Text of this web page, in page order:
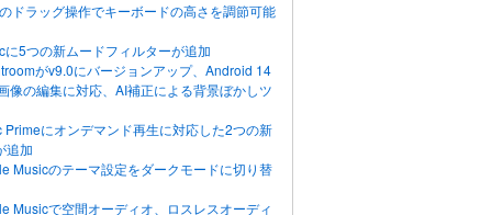
ドラッグ操作でキーボードの高さを調節可能
に5つの新ムードフィルターが追加
がv9.0にバージョンアップ、Android 14
像の編集に対応、AI補正による背景ぼかしツ
Primeにオンデマンド再生に対応した2つの新
追加
Musicのテーマ設定をダークモードに切り替
Musicで空間オーディオ、ロスレスオーディ